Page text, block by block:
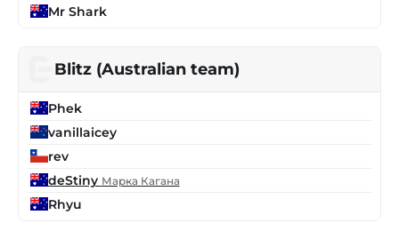
Mr Shark
Blitz (Australian team)
Phek
vanillaicey
rev
deStiny Марка Кагана
Rhyu